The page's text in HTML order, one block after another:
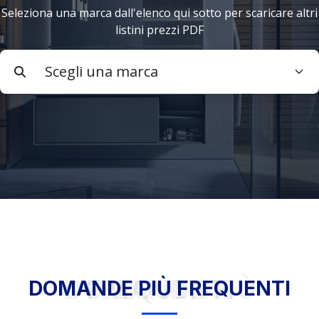
Seleziona una marca dall'elenco qui sotto per scaricare altri
listini prezzi PDF
DOMANDE PIÙ FREQUENTI
DOMANDE PIÙ FREQUENTI